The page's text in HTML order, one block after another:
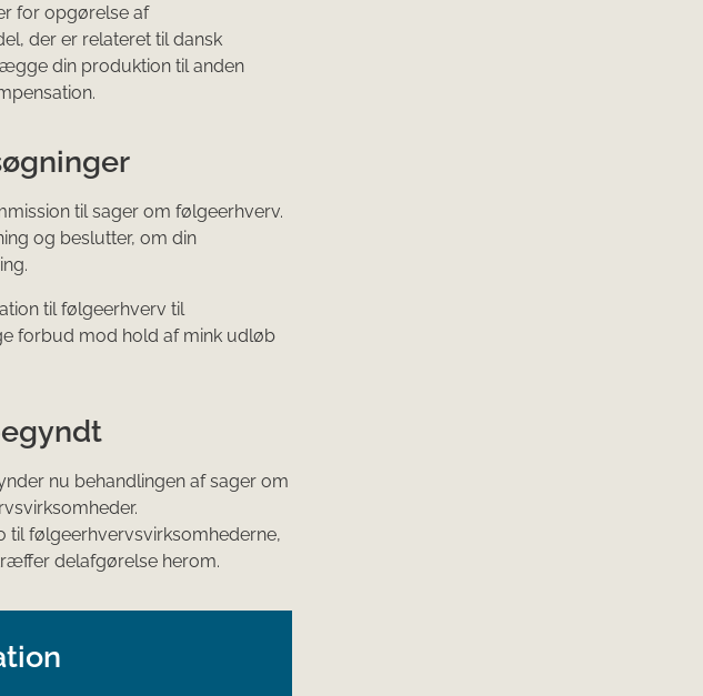
for opgørelse af
der er relateret til dansk
din produktion til anden
til sager om følgeerhverv.
og beslutter, om din
til følgeerhverv til
forbud mod hold af mink udløb
nu behandlingen af sager om
til følgeerhvervsvirksomhederne,
delafgørelse herom.